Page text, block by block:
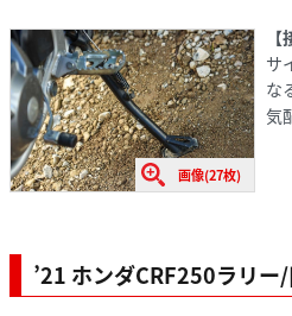
画像(27枚)
サ
な
気
’21 ホンダCRF250ラリー